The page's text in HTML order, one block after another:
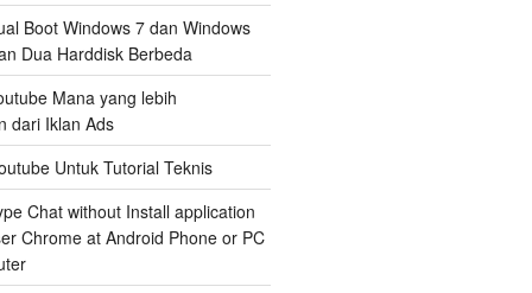
Boot Windows 7 dan Windows
Dua Harddisk Berbeda
Mana yang lebih
dari Iklan Ads
Untuk Tutorial Teknis
Chat without Install application
Chrome at Android Phone or PC